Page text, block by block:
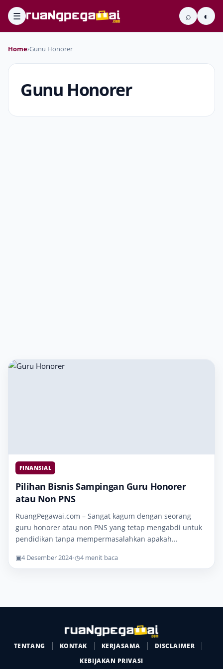
☰ ⌕ ◐
Home›Gunu Honorer
Gunu Honorer
FINANSIAL
Pilihan Bisnis Sampingan Guru Honorer
atau Non PNS
RuangPegawai.com – Sangat kagum dengan seorang
guru honorer atau non PNS yang tetap mengabdi untuk
pendidikan tanpa mempermasalahkan apakah...
▣4 Desember 2024•◷4 menit baca
TENTANG KONTAK KERJASAMA
DISCLAIMER
KEBIJAKAN PRIVASI